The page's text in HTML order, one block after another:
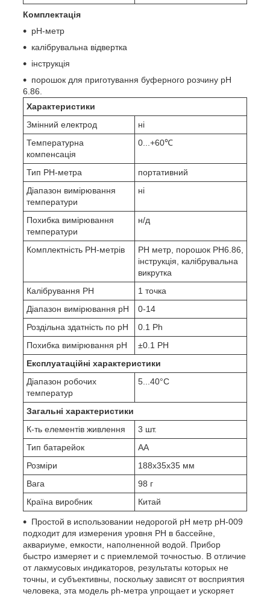
Комплектація
рН-метр
калібрувальна відвертка
інструкція
порошок для приготування буферного розчину рН
6.86.
Характеристики
Змінний електрод
ні
Температурна
компенсація
0...+60℃
Тип PH-метра
портативний
Діапазон вимірювання
температури
ні
Похибка вимірювання
температури
н/д
Комплектність PH-метрів
PH метр, порошок PH6.86,
інструкція, калібрувальна
викрутка
Калібрування PH
1 точка
Діапазон вимірювання pH
0-14
Роздільна здатність по pH
0.1 Ph
Похибка вимірювання pH
±0.1 PH
Експлуатаційні характеристики
Діапазон робочих
температур
5...40°С
Загальні характеристики
К-ть елементів живлення
3 шт.
Тип батарейок
AA
Розміри
188x35x35 мм
Вага
98 г
Країна виробник
Китай
Простой в использовании недорогой pH метр pH-009
подходит для измерения уровня PH в бассейне,
аквариуме, емкости, наполненной водой. Прибор
быстро измеряет и с приемлемой точностью. В отличие
от лакмусовых индикаторов, результаты которых не
точны, и субъективны, поскольку зависят от восприятия
человека, эта модель ph-метра упрощает и ускоряет